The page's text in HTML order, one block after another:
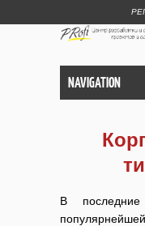
NAVIGATION
В